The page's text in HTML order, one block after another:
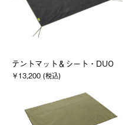
テントマット＆シート・DUO
￥13,200 (税込)